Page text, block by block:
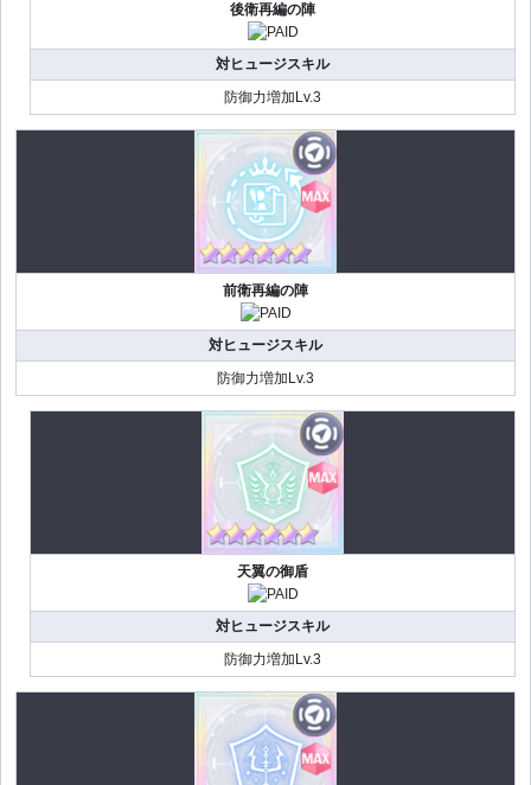
後衛再編の陣
対ヒュージスキル
防御力増加Lv.3
前衛再編の陣
対ヒュージスキル
防御力増加Lv.3
天翼の御盾
対ヒュージスキル
防御力増加Lv.3